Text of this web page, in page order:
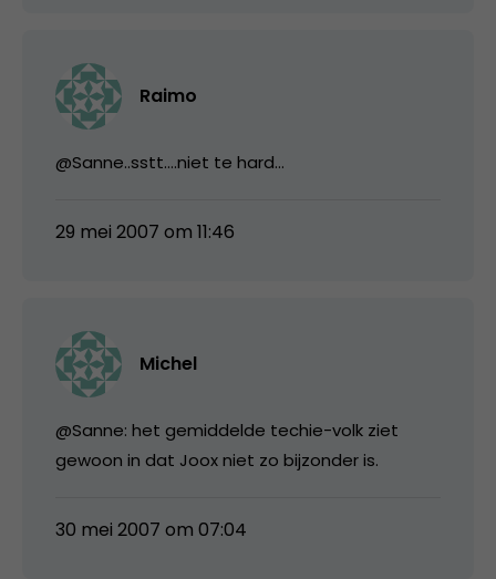
Raimo
@Sanne..sstt….niet te hard…
29 mei 2007 om 11:46
Michel
@Sanne: het gemiddelde techie-volk ziet
gewoon in dat Joox niet zo bijzonder is.
30 mei 2007 om 07:04